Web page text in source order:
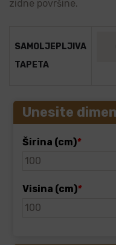
zidne površine.
SAMOLJEPLJIVA
TAPETA
Unesite
Širina (cm)*
Visina (cm)*